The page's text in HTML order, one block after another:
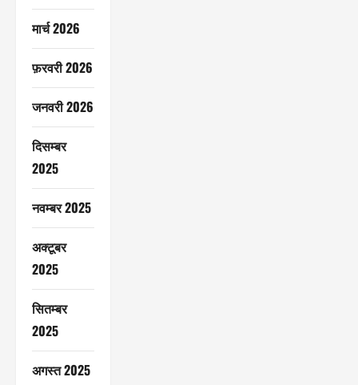
मार्च 2026
फ़रवरी 2026
जनवरी 2026
दिसम्बर
2025
नवम्बर 2025
अक्टूबर
2025
सितम्बर
2025
अगस्त 2025